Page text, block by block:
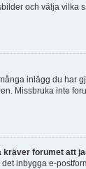
och välja
inlägg du har
Missbruka inte
forumet att
inbygga e-